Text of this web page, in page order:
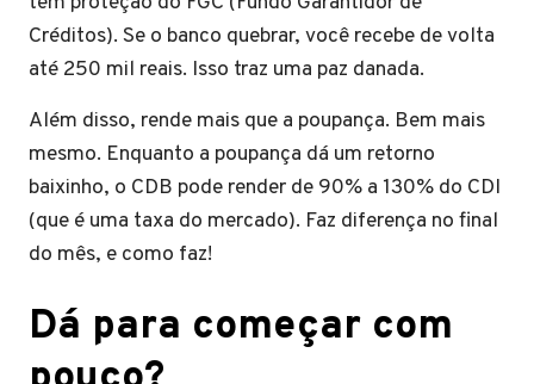
Créditos). Se o banco quebrar, você recebe de volta
até 250 mil reais. Isso traz uma paz danada.
Além disso, rende mais que a poupança. Bem mais
mesmo. Enquanto a poupança dá um retorno
baixinho, o CDB pode render de 90% a 130% do CDI
(que é uma taxa do mercado). Faz diferença no final
do mês, e como faz!
​Dá para começar com